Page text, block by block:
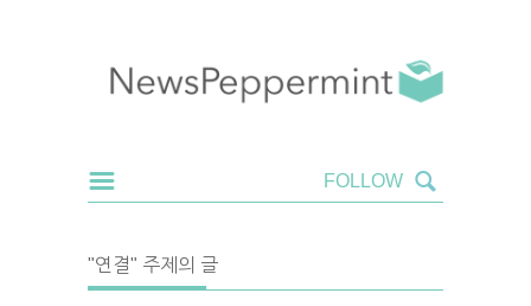
"연결" 주제의 글